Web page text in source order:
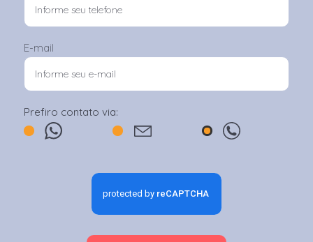
E-mail
Prefiro contato via: